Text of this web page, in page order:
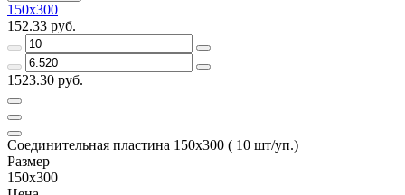
150х300
152.33 руб.
1523.30 руб.
Соединительная пластина 150х300 ( 10 шт/уп.)
Размер
150х300